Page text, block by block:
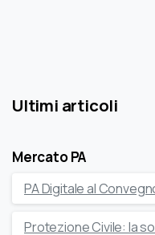
Ultimi articoli
Mercato PA
PA Digitale al
Protezione Civile: la